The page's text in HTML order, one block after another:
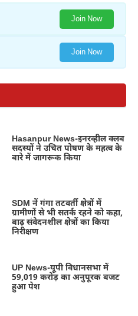
Join Now
Join Now
Hasanpur News-इनरव्हील क्लब
सदस्यों ने उचित पोषण के महत्व के
बारे में जागरूक किया
SDM नें गंगा तटवर्ती क्षेत्रों में
ग्रामीणों से भी सतर्क रहने को कहा,
बाढ़ संवेदनशील क्षेत्रों का किया
निरीक्षण
UP News-यूपी विधानसभा में
59,019 करोड़ का अनुपूरक बजट
हुआ पेश